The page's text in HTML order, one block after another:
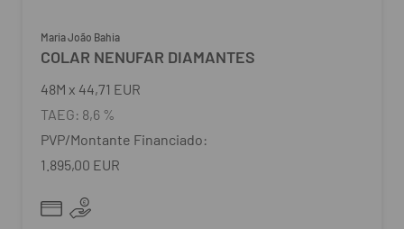
Maria João Bahia
COLAR NENUFAR DIAMANTES
48M x 44,71 EUR
TAEG: 8,6 %
PVP/Montante Financiado:
1.895,00 EUR